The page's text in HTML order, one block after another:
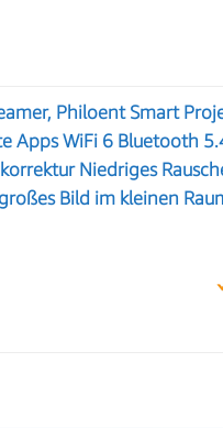
Philoent Smart
Apps WiFi 6 Bluetooth
Niedriges
Bild im kleinen